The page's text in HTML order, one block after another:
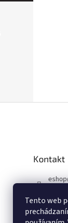
Tento web
Kontakt
eshop